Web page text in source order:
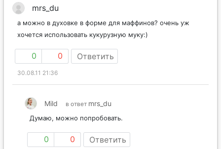
mrs_du
а можно в духовке в форме для маффинов? очень уж
хочется использовать кукурузную муку:)
0 0 Ответить
30.08.11 21:36
Mild в ответ mrs_du
Думаю, можно попробовать.
0 0 Ответить